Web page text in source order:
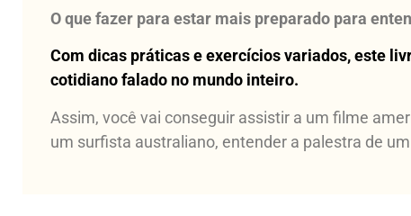
O que fazer para estar mais preparado para
Com dicas práticas e exercícios variados, este
cotidiano falado no mundo inteiro.
Assim, você vai conseguir assistir a um filme
um surfista australiano, entender a palestra de